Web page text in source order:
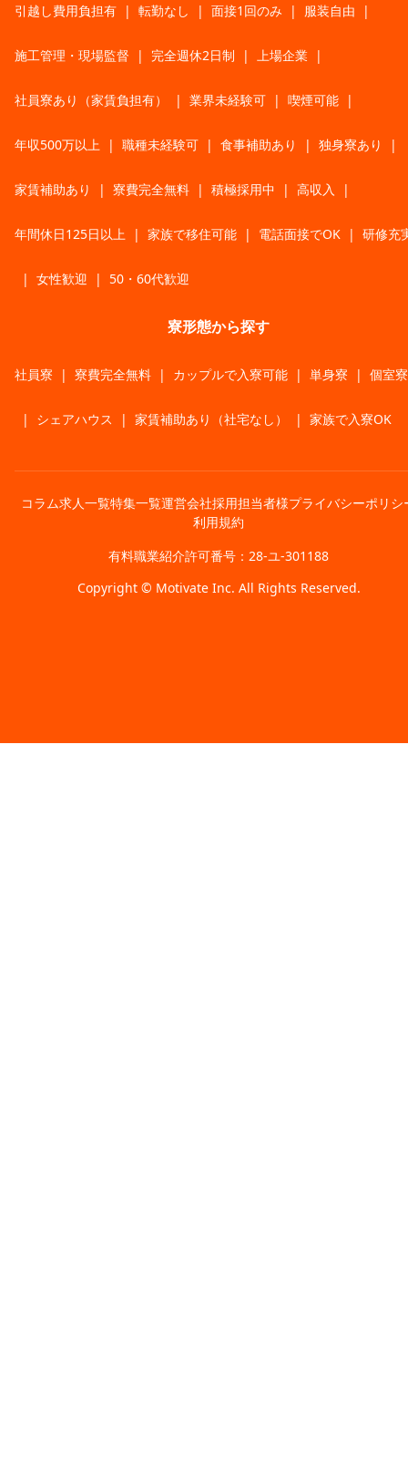
引越し費用負担有 | 転勤なし | 面接1回のみ | 服装自由 |
施工管理・現場監督 | 完全週休2日制 | 上場企業 |
社員寮あり（家賃負担有） | 業界未経験可 | 喫煙可能 |
年収500万以上 | 職種未経験可 | 食事補助あり | 独身寮あり |
家賃補助あり | 寮費完全無料 | 積極採用中 | 高収入 |
年間休日125日以上 | 家族で移住可能 | 電話面接でOK | 研修充
| 女性歓迎 | 50・60代歓迎
寮形態から探す
社員寮 | 寮費完全無料 | カップルで入寮可能 | 単身寮 | 個室寮
| シェアハウス | 家賃補助あり（社宅なし） | 家族で入寮OK
コラム求人一覧特集一覧運営会社採用担当者様プライバシーポリシ
利用規約
有料職業紹介許可番号：28-ユ-301188
Copyright © Motivate Inc. All Rights Reserved.